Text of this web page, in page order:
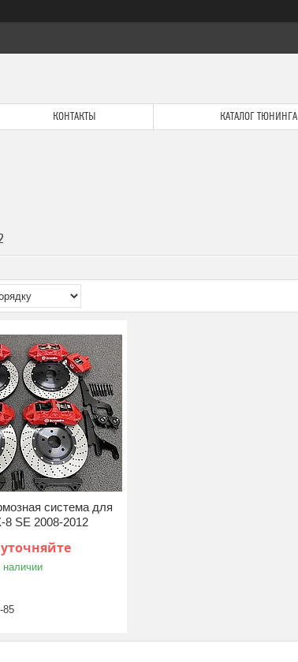
КОНТАКТЫ КАТАЛОГ ТЮНИНГА
система для
8 SE 2008-2012
наличии
85